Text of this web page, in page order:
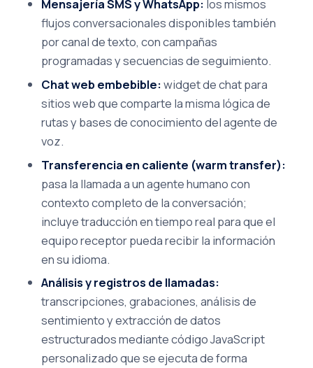
Mensajería SMS y WhatsApp: los mismos
flujos conversacionales disponibles también
por canal de texto, con campañas
programadas y secuencias de seguimiento.
Chat web embebible:widget de chat para
sitios web que comparte la misma lógica de
rutas y bases de conocimiento del agente de
voz.
Transferencia en caliente (warm transfer):
pasa la llamada a un agente humano con
contexto completo de la conversación;
incluye traducción en tiempo real para que el
equipo receptor pueda recibir la información
en su idioma.
Análisis y registros de llamadas:
transcripciones, grabaciones, análisis de
sentimiento y extracción de datos
estructurados mediante código JavaScript
personalizado que se ejecuta de forma